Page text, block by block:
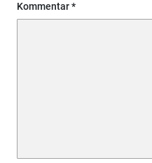
Kommentar